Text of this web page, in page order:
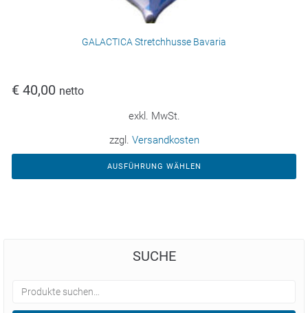
GALACTICA Stretchhusse Bavaria
€ 40,00 netto
exkl. MwSt.
zzgl. Versandkosten
AUSFÜHRUNG WÄHLEN
SUCHE